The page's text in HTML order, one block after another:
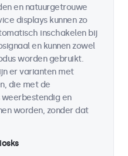
en natuurgetrouwe
displays kunnen zo
inschakelen bij
en kunnen zowel
worden gebruikt.
er varianten met
die met de
en
worden, zonder dat